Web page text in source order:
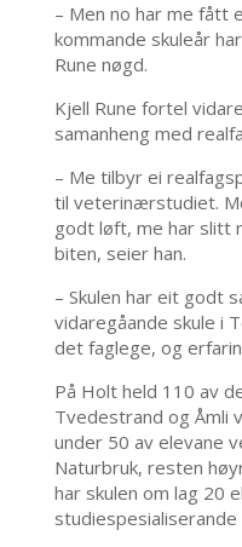
– Men no har me fått
kommande skuleår
Rune nøgd.
Kjell Rune fortel
samanheng med
– Me tilbyr ei
til veterinærstudiet.
godt løft, me har slitt
biten, seier han.
– Skulen har eit godt
vidaregåande skule i
det faglege, og
På Holt held 110 av
Tvedestrand og Åmli
under 50 av elevane
Naturbruk, resten
har skulen om lag 20